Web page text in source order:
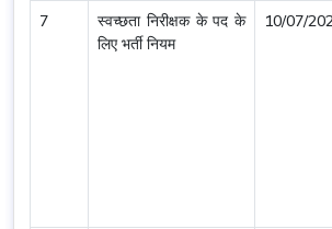
7
स्वच्छता निरीक्षक के पद के
लिए भर्ती नियम
10/07/